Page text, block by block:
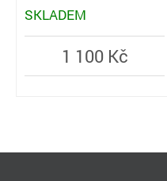
SKLADEM
1 100 Kč